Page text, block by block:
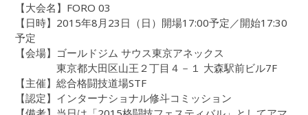
【大会名】FORO 03
【日時】2015年8月23日（日）開場17:00予定／開始17:30
予定
【会場】ゴールドジム サウス東京アネックス
東京都大田区山王２丁目４－１ 大森駅前ビル7F
【主催】総合格闘技道場STF
【認定】インターナショナル修斗コミッション